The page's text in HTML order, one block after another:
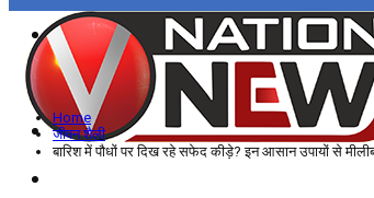
ताज़ा खबरें
देश
विदेश
Home
जीवन शैली
बारिश में पौधों पर दिख रहे सफेद कीड़े? इन आसान उपायों से